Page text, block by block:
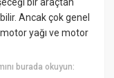
bir araçtan
Ancak çok genel
yağı ve motor
burada okuyun: